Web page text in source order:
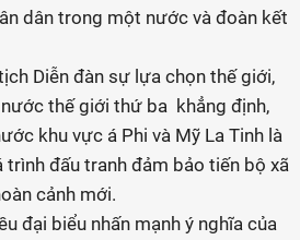
dân trong một nước và đoàn kết
Diễn đàn sự lựa chọn thế giới,
thế giới thứ ba khẳng định,
khu vực á Phi và Mỹ La Tinh là
đấu tranh đảm bảo tiến bộ xã
cảnh mới.
biểu nhấn mạnh ý nghĩa của